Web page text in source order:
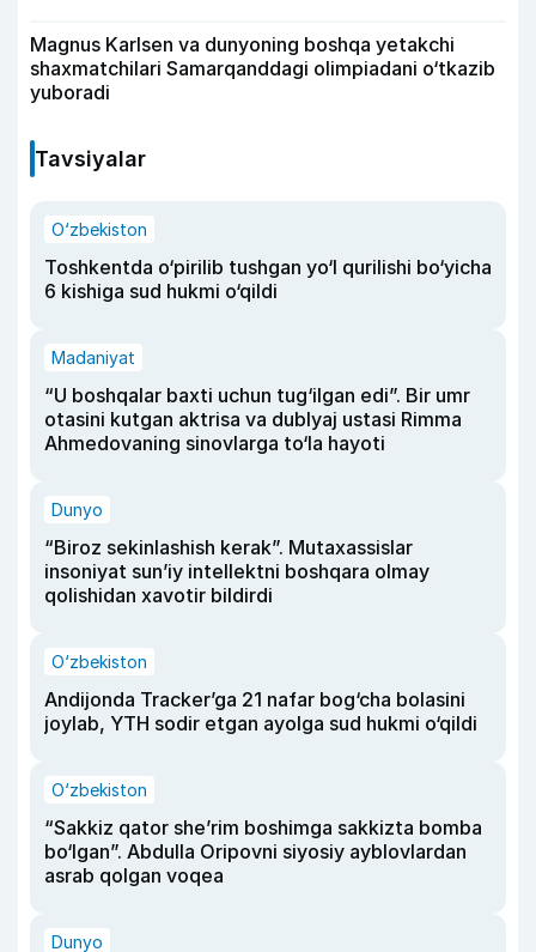
Magnus Karlsen va dunyoning boshqa yetakchi
shaxmatchilari Samarqanddagi olimpiadani o‘tkazib
yuboradi
Tavsiyalar
O‘zbekiston
Toshkentda o‘pirilib tushgan yo‘l qurilishi bo‘yicha
6 kishiga sud hukmi o‘qildi
Madaniyat
“U boshqalar baxti uchun tug‘ilgan edi”. Bir umr
otasini kutgan aktrisa va dublyaj ustasi Rimma
Ahmedovaning sinovlarga to‘la hayoti
Dunyo
“Biroz sekinlashish kerak”. Mutaxassislar
insoniyat sun’iy intellektni boshqara olmay
qolishidan xavotir bildirdi
O‘zbekiston
Andijonda Tracker’ga 21 nafar bog‘cha bolasini
joylab, YTH sodir etgan ayolga sud hukmi o‘qildi
O‘zbekiston
“Sakkiz qator she’rim boshimga sakkizta bomba
bo‘lgan”. Abdulla Oripovni siyosiy ayblovlardan
asrab qolgan voqea
Dunyo